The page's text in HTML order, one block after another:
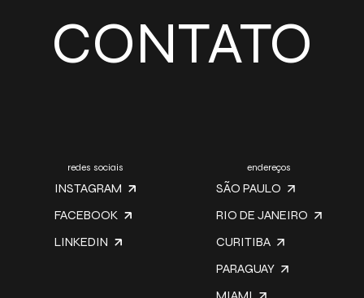
CONTATO
redes sociais
INSTAGRAM
FACEBOOK
LINKEDIN
endereços
SÃO PAULO
RIO DE JANEIRO
CURITIBA
PARAGUAY